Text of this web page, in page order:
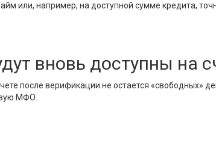
или, например, на доступной сумме кредита,
вновь доступны на
после верификации не остается
МФО.